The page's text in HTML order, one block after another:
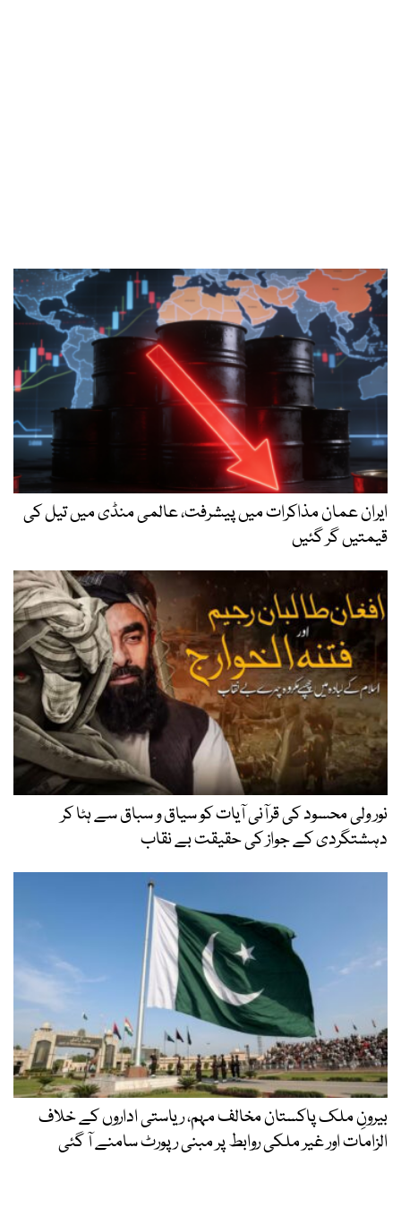
ایران عمان مذاکرات میں پیشرفت، عالمی منڈی میں تیل کی
قیمتیں گر گئیں
نور ولی محسود کی قرآنی آیات کو سیاق و سباق سے ہٹا کر
دہشتگردی کے جواز کی حقیقت بے نقاب
بیرونِ ملک پاکستان مخالف مہم، ریاستی اداروں کے خلاف
الزامات اور غیر ملکی روابط پر مبنی رپورٹ سامنے آ گئی